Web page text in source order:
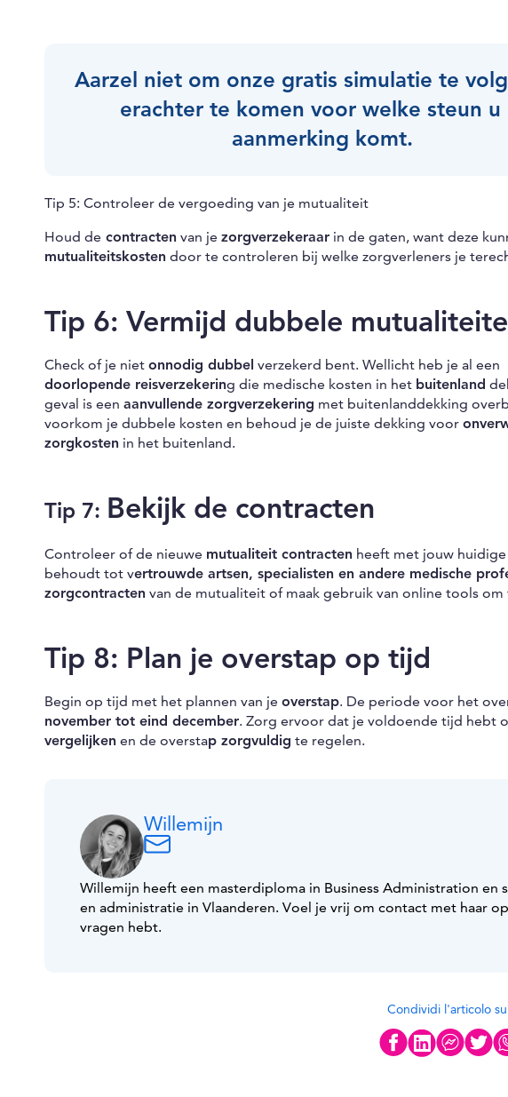
Aarzel niet om onze gratis simulatie te
erachter te komen voor welke steun u
aanmerking komt.
Tip 5: Controleer de vergoeding van je mutualiteit
Houd de contracten van je zorgverzekeraar in de gaten, want deze
mutualiteitskosten door te controleren bij welke zorgverleners je
Tip 6: Vermijd dubbele
Check of je niet onnodig dubbel verzekerd bent. Wellicht heb je al een
doorlopende reisverzekering die medische kosten in het buitenland
geval is een aanvullende zorgverzekering met buitenlanddekking
voorkom je dubbele kosten en behoud je de juiste dekking voor
zorgkosten in het buitenland.
Tip 7: Bekijk de contracten
Controleer of de nieuwe mutualiteit contracten heeft met jouw
behoudt tot vertrouwde artsen, specialisten en andere medische
zorgcontracten van de mutualiteit of maak gebruik van online tools om
Tip 8: Plan je overstap op tijd
Begin op tijd met het plannen van je overstap. De periode voor het
november tot eind december. Zorg ervoor dat je voldoende tijd hebt
vergelijken en de overstap zorgvuldig te regelen.
Willemijn
Willemijn heeft een masterdiploma in Business Administration en
en administratie in Vlaanderen. Voel je vrij om contact met haar
vragen hebt.
Condividi l'articolo